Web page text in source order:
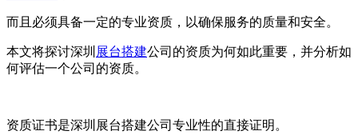
而且必须具备一定的专业资质，以确保服务的质量和安全。
本文将探讨深圳 展台搭建公司的资质为何如此重要，并分析如
何评估一个公司的资质。
资质证书是深圳展台搭建公司专业性的直接证明。